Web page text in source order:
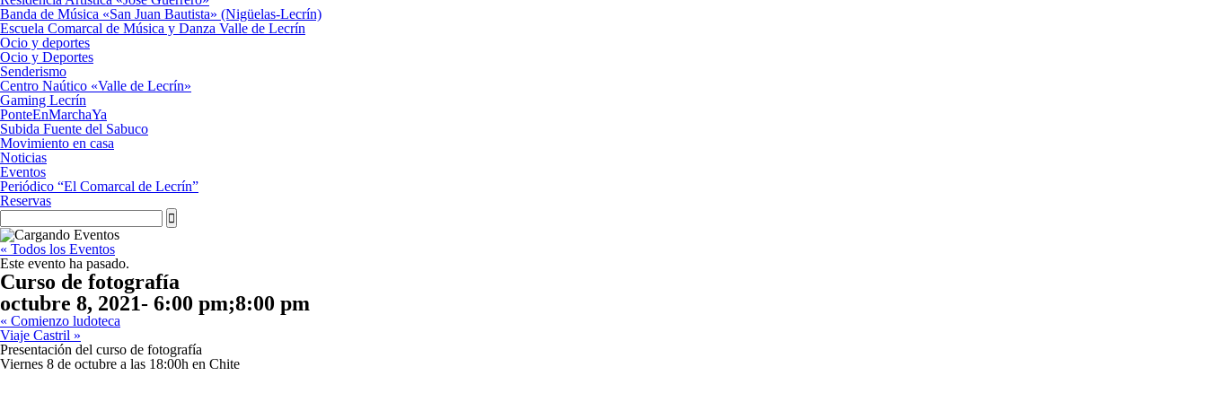
Banda de Música «San Juan Bautista» (Nigüelas-Lecrín)
Escuela Comarcal de Música y Danza Valle de Lecrín
Ocio y deportes
Ocio y Deportes
Senderismo
Centro Naútico «Valle de Lecrín»
Gaming Lecrín
PonteEnMarchaYa
Subida Fuente del Sabuco
Movimiento en casa
Noticias
Eventos
Periódico “El Comarcal de Lecrín”
Reservas
« Todos los Eventos
Este evento ha pasado.
Curso de fotografía
octubre 8, 2021- 6:00 pm;8:00 pm
« Comienzo ludoteca
Viaje Castril »
Presentación del curso de fotografía
Viernes 8 de octubre a las 18:00h en Chite